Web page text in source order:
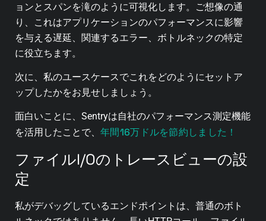
ョンとスパンを滝のように可視化します。ご想像の通
り、これはアプリケーションのパフォーマンスに影響
を与える遅延、関連するエラー、ボトルネックの特定
に役立ちます。
次に、私のユースケースでこれをどのようにセットア
ップしたかをお見せしましょう。
面白いことに、Sentryは自社のパフォーマンス測定機能
を活用したことで、 年間16万ドルを節約しました！
ファイルI/Oのトレースビューの設
定
私がデバッグしているエンドポイントは、普通のボト